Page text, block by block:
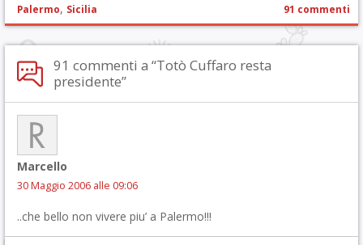
Palermo, Sicilia 91 commenti
91 commenti a “Totò Cuffaro resta
presidente”
Marcello
30 Maggio 2006 alle 09:06
..che bello non vivere piu’ a Palermo!!!